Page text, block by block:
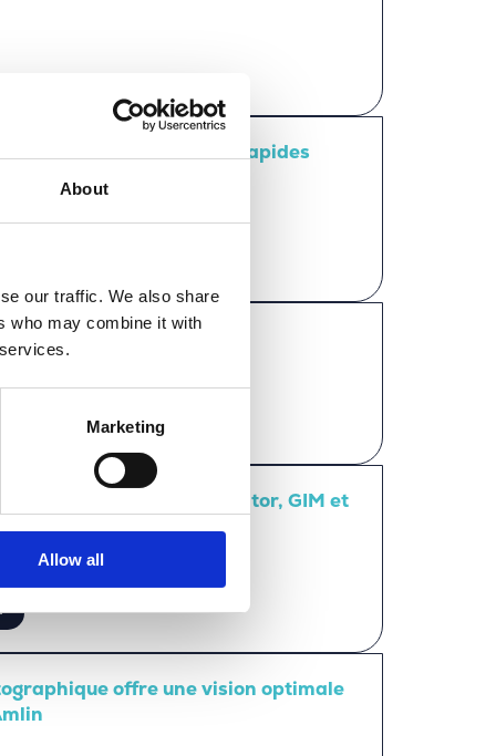
About
our traffic. We also share
who may combine it with
Marketing
Allow all
intelligents et rapides
grâce à la gestion
en SIG entre Merkator, GIM et
offre une vision optimale